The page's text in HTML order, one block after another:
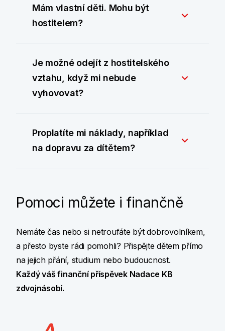
Mám vlastní děti. Mohu být
hostitelem?
Je možné odejít z hostitelského
vztahu, když mi nebude
vyhovovat?
Proplatíte mi náklady, například
na dopravu za dítětem?
Pomoci můžete i finančně
Nemáte čas nebo si netroufáte být dobrovolníkem,
a přesto byste rádi pomohli? Přispějte dětem přímo
na jejich přání, studium nebo budoucnost.
Každý váš finanční příspěvek Nadace KB
zdvojnásobí.